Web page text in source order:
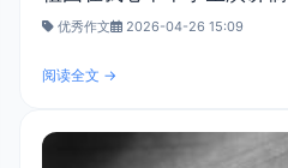
优秀作文 2026-04-26 15:09
阅读全文 →